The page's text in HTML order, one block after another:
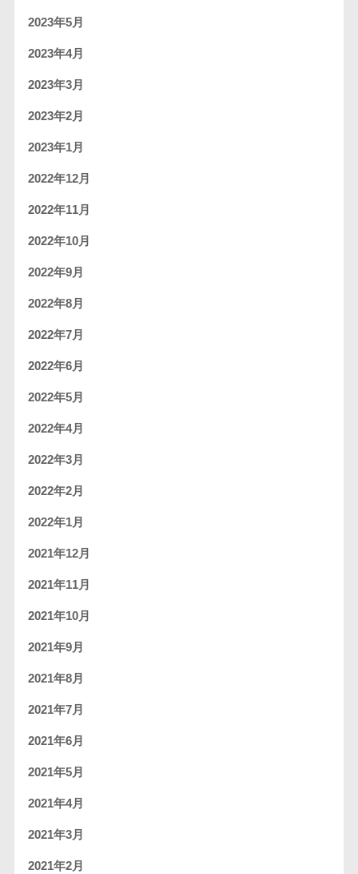
2023年5月
2023年4月
2023年3月
2023年2月
2023年1月
2022年12月
2022年11月
2022年10月
2022年9月
2022年8月
2022年7月
2022年6月
2022年5月
2022年4月
2022年3月
2022年2月
2022年1月
2021年12月
2021年11月
2021年10月
2021年9月
2021年8月
2021年7月
2021年6月
2021年5月
2021年4月
2021年3月
2021年2月